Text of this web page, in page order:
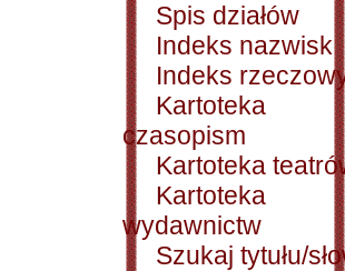
Spis działów
Indeks nazwisk
Indeks
Kartoteka
czasopism
Kartoteka
Kartoteka
wydawnictw
Szukaj tytułu/